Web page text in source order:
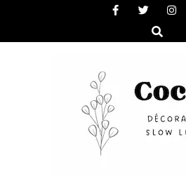
content
Search